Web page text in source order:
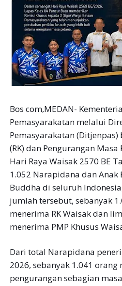
Bos com,MEDAN-
Pemasyarakatan melalui
Pemasyarakatan (Ditjenpas)
(RK) dan Pengurangan Masa
Hari Raya Waisak 2570 BE
1.052 Narapidana dan Anak
Buddha di seluruh
jumlah tersebut, sebanyak
menerima RK Waisak dan
menerima PMP Khusus
Dari total Narapidana
2026, sebanyak 1.041 orang
pengurangan sebagian